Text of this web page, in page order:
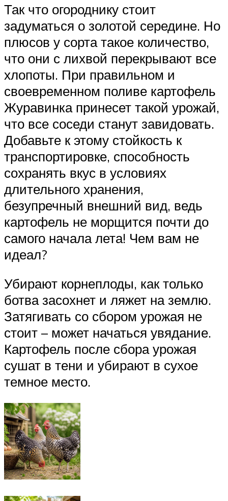
Так что огороднику стоит
задуматься о золотой середине. Но
плюсов у сорта такое количество,
что они с лихвой перекрывают все
хлопоты. При правильном и
своевременном поливе картофель
Журавинка принесет такой урожай,
что все соседи станут завидовать.
Добавьте к этому стойкость к
транспортировке, способность
сохранять вкус в условиях
длительного хранения,
безупречный внешний вид, ведь
картофель не морщится почти до
самого начала лета! Чем вам не
идеал?
Убирают корнеплоды, как только
ботва засохнет и ляжет на землю.
Затягивать со сбором урожая не
стоит – может начаться увядание.
Картофель после сбора урожая
сушат в тени и убирают в сухое
темное место.